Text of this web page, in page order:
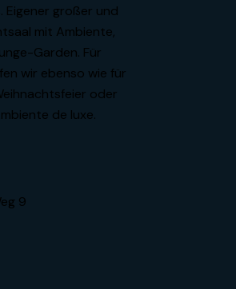
Eigener großer und
mit Ambiente,
Garden. Für
wir ebenso wie für
oder
de luxe.
9